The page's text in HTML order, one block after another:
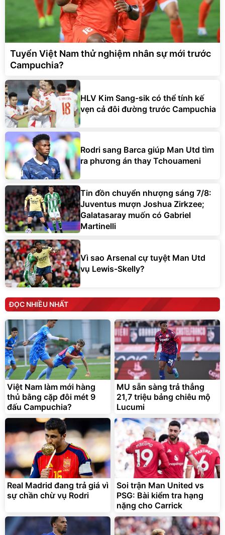
Tuyển Việt Nam thử nghiệm nhân sự mới trước
Campuchia?
HLV Kim Sang-sik có thể tính kế
vẹn cả đôi đường trước Campuchia
Rodri sang Barca giúp Man Utd tìm
ra phương án thay Tchouameni
Tin đồn chuyển nhượng sáng 7/8:
Juventus mượn Joshua Zirkzee;
Galatasaray muốn có Gabriel
Martinelli
Vì sao Arsenal cự tuyệt Man Utd
vụ Lewis-Skelly?
ĐỌC NHIỀU NHẤT
Việt Nam làm mới hàng
thủ bằng cặp đôi mét 9
đấu Campuchia?
MU sẵn sàng trả thẳng
21,7 triệu bảng chiêu mộ
Lucumi
Real Madrid đang trả giá vì
sự chần chừ vụ Rodri
Soi trận Man United vs
PSG: Bài kiểm tra hạng
nặng cho Carrick